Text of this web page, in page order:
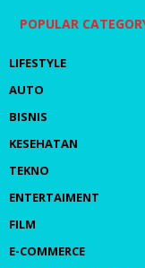
POPULAR
LIFESTYLE
AUTO
BISNIS
KESEHATAN
TEKNO
ENTERTAIMENT
FILM
E-COMMERCE